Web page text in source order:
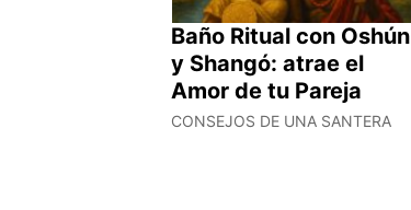
Baño Ritual con Oshún
y Shangó: atrae el
Amor de tu Pareja
CONSEJOS DE UNA SANTERA